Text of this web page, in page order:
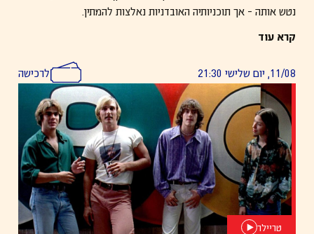
נטש אותה – אך תוכניותיה האובדניות נאלצות להמתין.
עד מהרה מצטרפים לדירה גם בנו הצעיר של המאהב, אשתו הלוגמת
ועוד שורה של הפתעות שמובילות את הסרט למחול מסחרר של כאוס
רגשי וקומי.
מועמד לאוסקר, BAFTA וגלובוס הזהב לסרט הזר, וזוכה פרסים
מרכזיים בפסטיבלי
ונציהוטורונטו , פרסיגויהופרסי מבקרי
הקולנוע.
קרא עוד
11/08, יום שלישי 21:30 לרכישה
טריילר